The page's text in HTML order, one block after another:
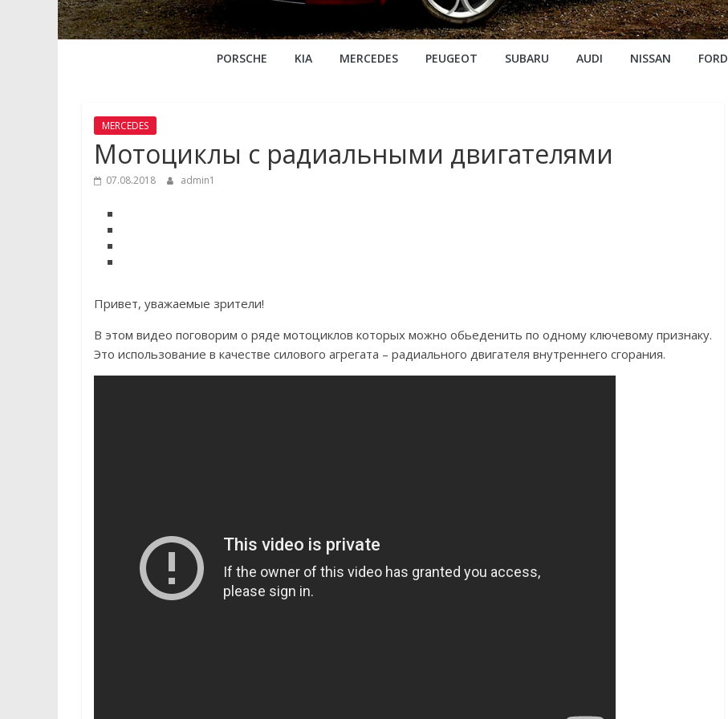
PORSCHE KIA MERCEDES PEUGEOT SUBARU AUDI NISSAN FORD
MERCEDES
Мотоциклы с радиальными двигателями
07.08.2018 admin1
Привет, уважаемые зрители!
В этом видео поговорим о ряде мотоциклов которых можно обьеденить по одному ключевому признаку.
Это использование в качестве силового агрегата – радиального двигателя внутреннего сгорания.